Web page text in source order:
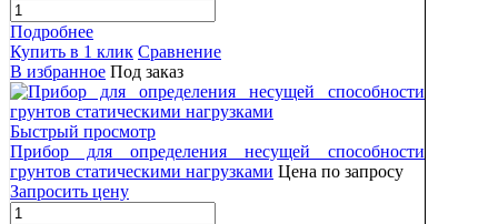
Подробнее
Купить в 1 клик Сравнение
В избранное Под заказ
Быстрый просмотр
Прибор для определения несущей способности
грунтов статическими нагрузками Цена по запросу
Запросить цену